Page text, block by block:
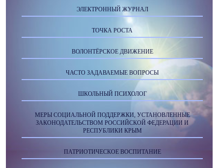
ЭЛЕКТРОННЫЙ ЖУРНАЛ
ТОЧКА РОСТА
ВОЛОНТЁРСКОЕ ДВИЖЕНИЕ
ЧАСТО ЗАДАВАЕМЫЕ ВОПРОСЫ
ШКОЛЬНЫЙ ПСИХОЛОГ
МЕРЫ СОЦИАЛЬНОЙ ПОДДЕРЖКИ, УСТАНОВЛЕННЫЕ
ЗАКОНОДАТЕЛЬСТВОМ РОССИЙСКОЙ ФЕДЕРАЦИИ И
РЕСПУБЛИКИ КРЫМ
ПАТРИОТИЧЕСКОЕ ВОСПИТАНИЕ